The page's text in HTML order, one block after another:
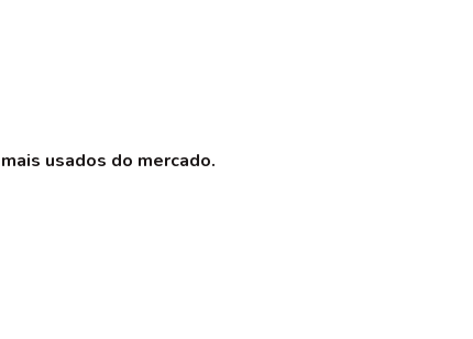
usados do mercado.